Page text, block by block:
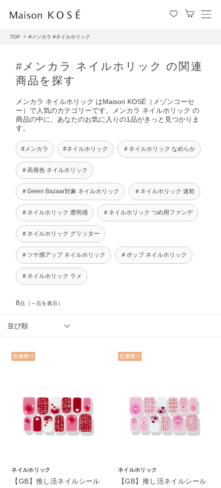
メ
TOP #メンカラ #ネイルホリック
#メンカラ ネイルホリック の関連
商品を探す
メンカラ ネイルホリック はMaison KOSÉ（メゾンコーセ
ー）で人気のカテゴリーです。メンカラ ネイルホリック の
商品の中に、あなたのお気に入りの1品がきっと見つかりま
す。
#メンカラ #ネイルホリック ＃ネイルホリック なめらか
＃高発色 ネイルホリック
＃Green Bazaar対象 ネイルホリック ＃ネイルホリック 速乾
＃ネイルホリック 透明感 ＃ネイルホリック つめ用ファンデ
＃ネイルホリック グリッター
＃ツヤ感アップ ネイルホリック ＃ポップ ネイルホリック
＃ネイルホリック ラメ
8点 （～点を表示）
並び順
ネイルホリック
【GB】推し活ネイルシール
ネイルホリック
【GB】推し活ネイルシール